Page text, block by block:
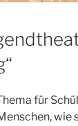
für
wie